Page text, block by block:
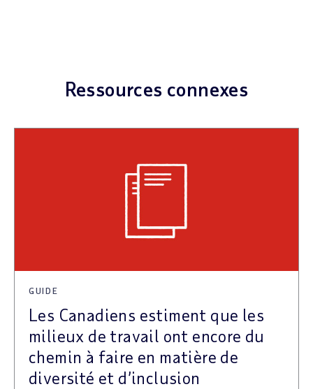
Ressources connexes
GUIDE
Les Canadiens estiment que les
milieux de travail ont encore du
chemin à faire en matière de
diversité et d’inclusion